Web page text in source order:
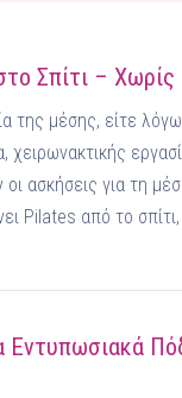
Σπίτι – Χωρίς
της μέσης, είτε
ασκήσεις για τη
Pilates από το
Εντυπωσιακά